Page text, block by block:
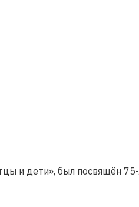
и дети», был посвящён